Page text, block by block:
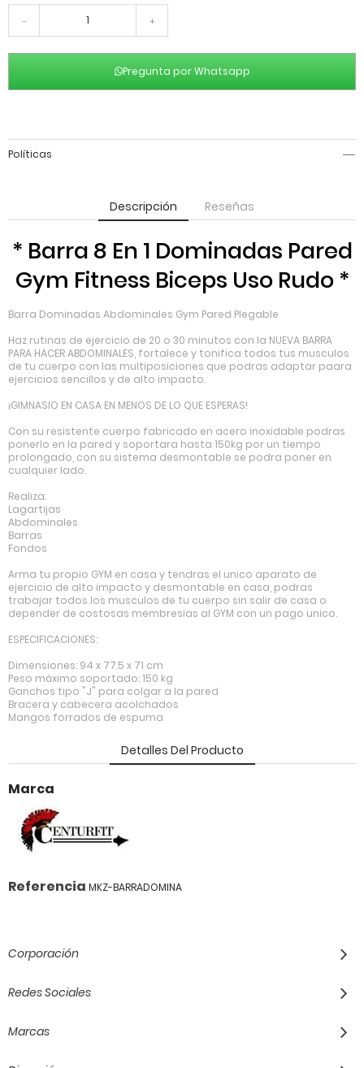
- +
Pregunta por Whatsapp
Políticas
Descripción Reseñas
* Barra 8 En 1 Dominadas Pared
Gym Fitness Biceps Uso Rudo *
Barra Dominadas Abdominales Gym Pared Plegable
Haz rutinas de ejercicio de 20 o 30 minutos con la NUEVA BARRA
PARA HACER ABDOMINALES, fortalece y tonifica todos tus musculos
de tu cuerpo con las multiposiciones que podras adaptar paara
ejercicios sencillos y de alto impacto.
¡GIMNASIO EN CASA EN MENOS DE LO QUE ESPERAS!
Con su resistente cuerpo fabricado en acero inoxidable podras
ponerlo en la pared y soportara hasta 150kg por un tiempo
prolongado, con su sistema desmontable se podra poner en
cualquier lado.
Realiza:
Lagartijas
Abdominales
Barras
Fondos
Arma tu propio GYM en casa y tendras el unico aparato de
ejercicio de alto impacto y desmontable en casa, podras
trabajar todos los musculos de tu cuerpo sin salir de casa o
depender de costosas membresias al GYM con un pago unico.
ESPECIFICACIONES:
Dimensiones: 94 x 77.5 x 71 cm
Peso máximo soportado: 150 kg
Ganchos tipo "J" para colgar a la pared
Bracera y cabecera acolchados
Mangos forrados de espuma
Detalles Del Producto
Marca
Referencia MKZ-BARRADOMINA
Corporación
Redes Sociales
Marcas